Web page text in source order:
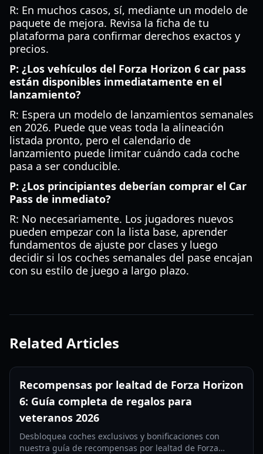
R: En muchos casos, sí, mediante un modelo de
paquete de mejora. Revisa la ficha de tu
plataforma para confirmar derechos exactos y
precios.
P: ¿Los vehículos del Forza Horizon 6 car pass
están disponibles inmediatamente en el
lanzamiento?
R: Espera un modelo de lanzamientos semanales
en 2026. Puede que veas toda la alineación
listada pronto, pero el calendario de
lanzamiento puede limitar cuándo cada coche
pasa a ser conducible.
P: ¿Los principiantes deberían comprar el Car
Pass de inmediato?
R: No necesariamente. Los jugadores nuevos
pueden empezar con la lista base, aprender
fundamentos de ajuste por clases y luego
decidir si los coches semanales del pase encajan
con su estilo de juego a largo plazo.
Related Articles
Recompensas por lealtad de Forza Horizon
6: Guía completa de regalos para
veteranos 2026
Desbloquea coches exclusivos y bonificaciones con
nuestra guía de recompensas por lealtad de Forza